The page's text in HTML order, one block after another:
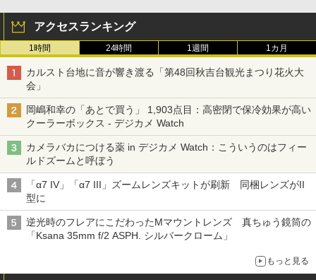
アクセスランキング
1時間 24時間 1週間 1カ月
カルスト台地に音が響き渡る「第48回秋吉台観光まつり花火大
会」
岡嶋和幸の「あとで買う」 1,903点目：高密閉で保冷効果が高い
クーラーボックス - デジカメ Watch
カメラバカにつける薬 in デジカメ Watch：こういうのはフィー
ルドズームと呼ぼう
「α7 IV」「α7 III」ズームレンズキットが刷新 同梱レンズがII
型に
逆光時のフレアにこだわったMマウントレンズ 真ちゅう鏡筒の
「Ksana 35mm f/2 ASPH. シルバークローム」
もっと見る